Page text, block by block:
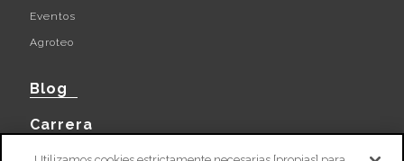
Eventos
Agroteo
Blog
Carrera